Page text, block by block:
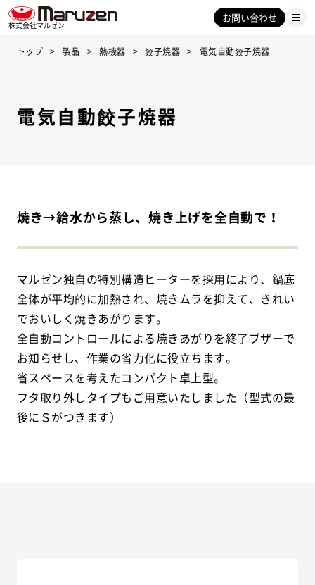
株式会社マルゼン
お問い合わせ
トップ 製品 熱機器 餃子焼器 電気自動餃子焼器
電気自動餃子焼器
焼き→給水から蒸し、焼き上げを全自動で！
マルゼン独自の特別構造ヒーターを採用により、鍋底
全体が平均的に加熱され、焼きムラを抑えて、きれい
でおいしく焼きあがります。
全自動コントロールによる焼きあがりを終了ブザーで
お知らせし、作業の省力化に役立ちます。
省スペースを考えたコンパクト卓上型。
フタ取り外しタイプもご用意いたしました（型式の最
後にＳがつきます）